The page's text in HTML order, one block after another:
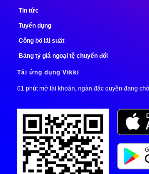
Tin tức
Tuyển dụng
Công bố lãi suất
Bảng tỷ giá ngoại tệ chuyển đổi
Tải ứng dụng Vikki
01 phút mở tài khoản, ngàn đặc quyền đang